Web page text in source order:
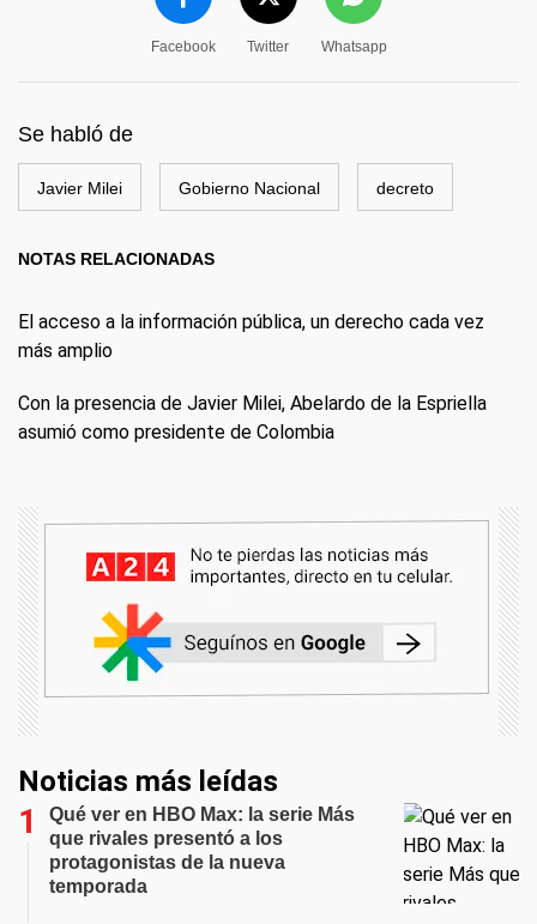
Facebook Twitter Whatsapp
Se habló de
Javier Milei Gobierno Nacional decreto
NOTAS RELACIONADAS
El acceso a la información pública, un derecho cada vez
más amplio
Con la presencia de Javier Milei, Abelardo de la Espriella
asumió como presidente de Colombia
Noticias más leídas
Qué ver en HBO Max: la serie Más
que rivales presentó a los
protagonistas de la nueva
temporada